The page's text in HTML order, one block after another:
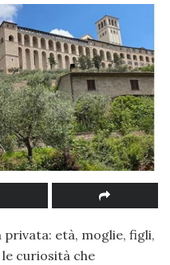
privata: età, moglie, figli,
curiosità che